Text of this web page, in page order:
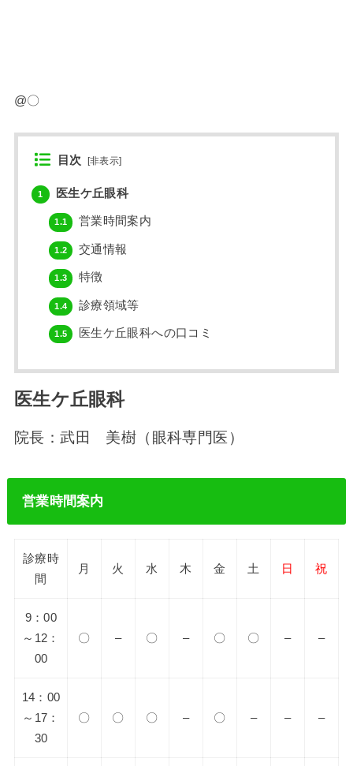
@〇
目次 [非表示]
1 医生ケ丘眼科
1.1 営業時間案内
1.2 交通情報
1.3 特徴
1.4 診療領域等
1.5 医生ケ丘眼科への口コミ
医生ケ丘眼科
院長：武田 美樹（眼科専門医）
営業時間案内
診療時
間
月 火 水 木 金 土 日 祝
9：00
～12：
00
〇 – 〇 – 〇 〇 – –
14：00
～17：
30
〇 〇 〇 – 〇 – – –